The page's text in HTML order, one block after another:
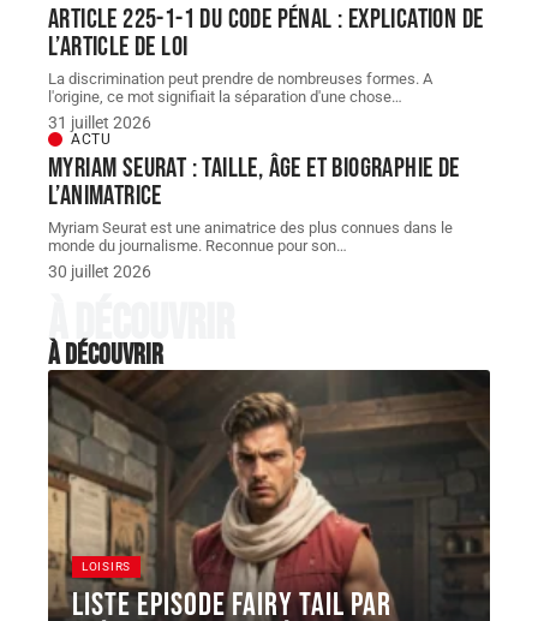
Article 225-1-1 du Code pénal : explication de
l’article de loi
La discrimination peut prendre de nombreuses formes. A
l'origine, ce mot signifiait la séparation d'une chose…
31 juillet 2026
ACTU
Myriam Seurat : taille, âge et biographie de
l’animatrice
Myriam Seurat est une animatrice des plus connues dans le
monde du journalisme. Reconnue pour son…
30 juillet 2026
À découvrir
À découvrir
LOISIRS
Liste episode Fairy Tail par